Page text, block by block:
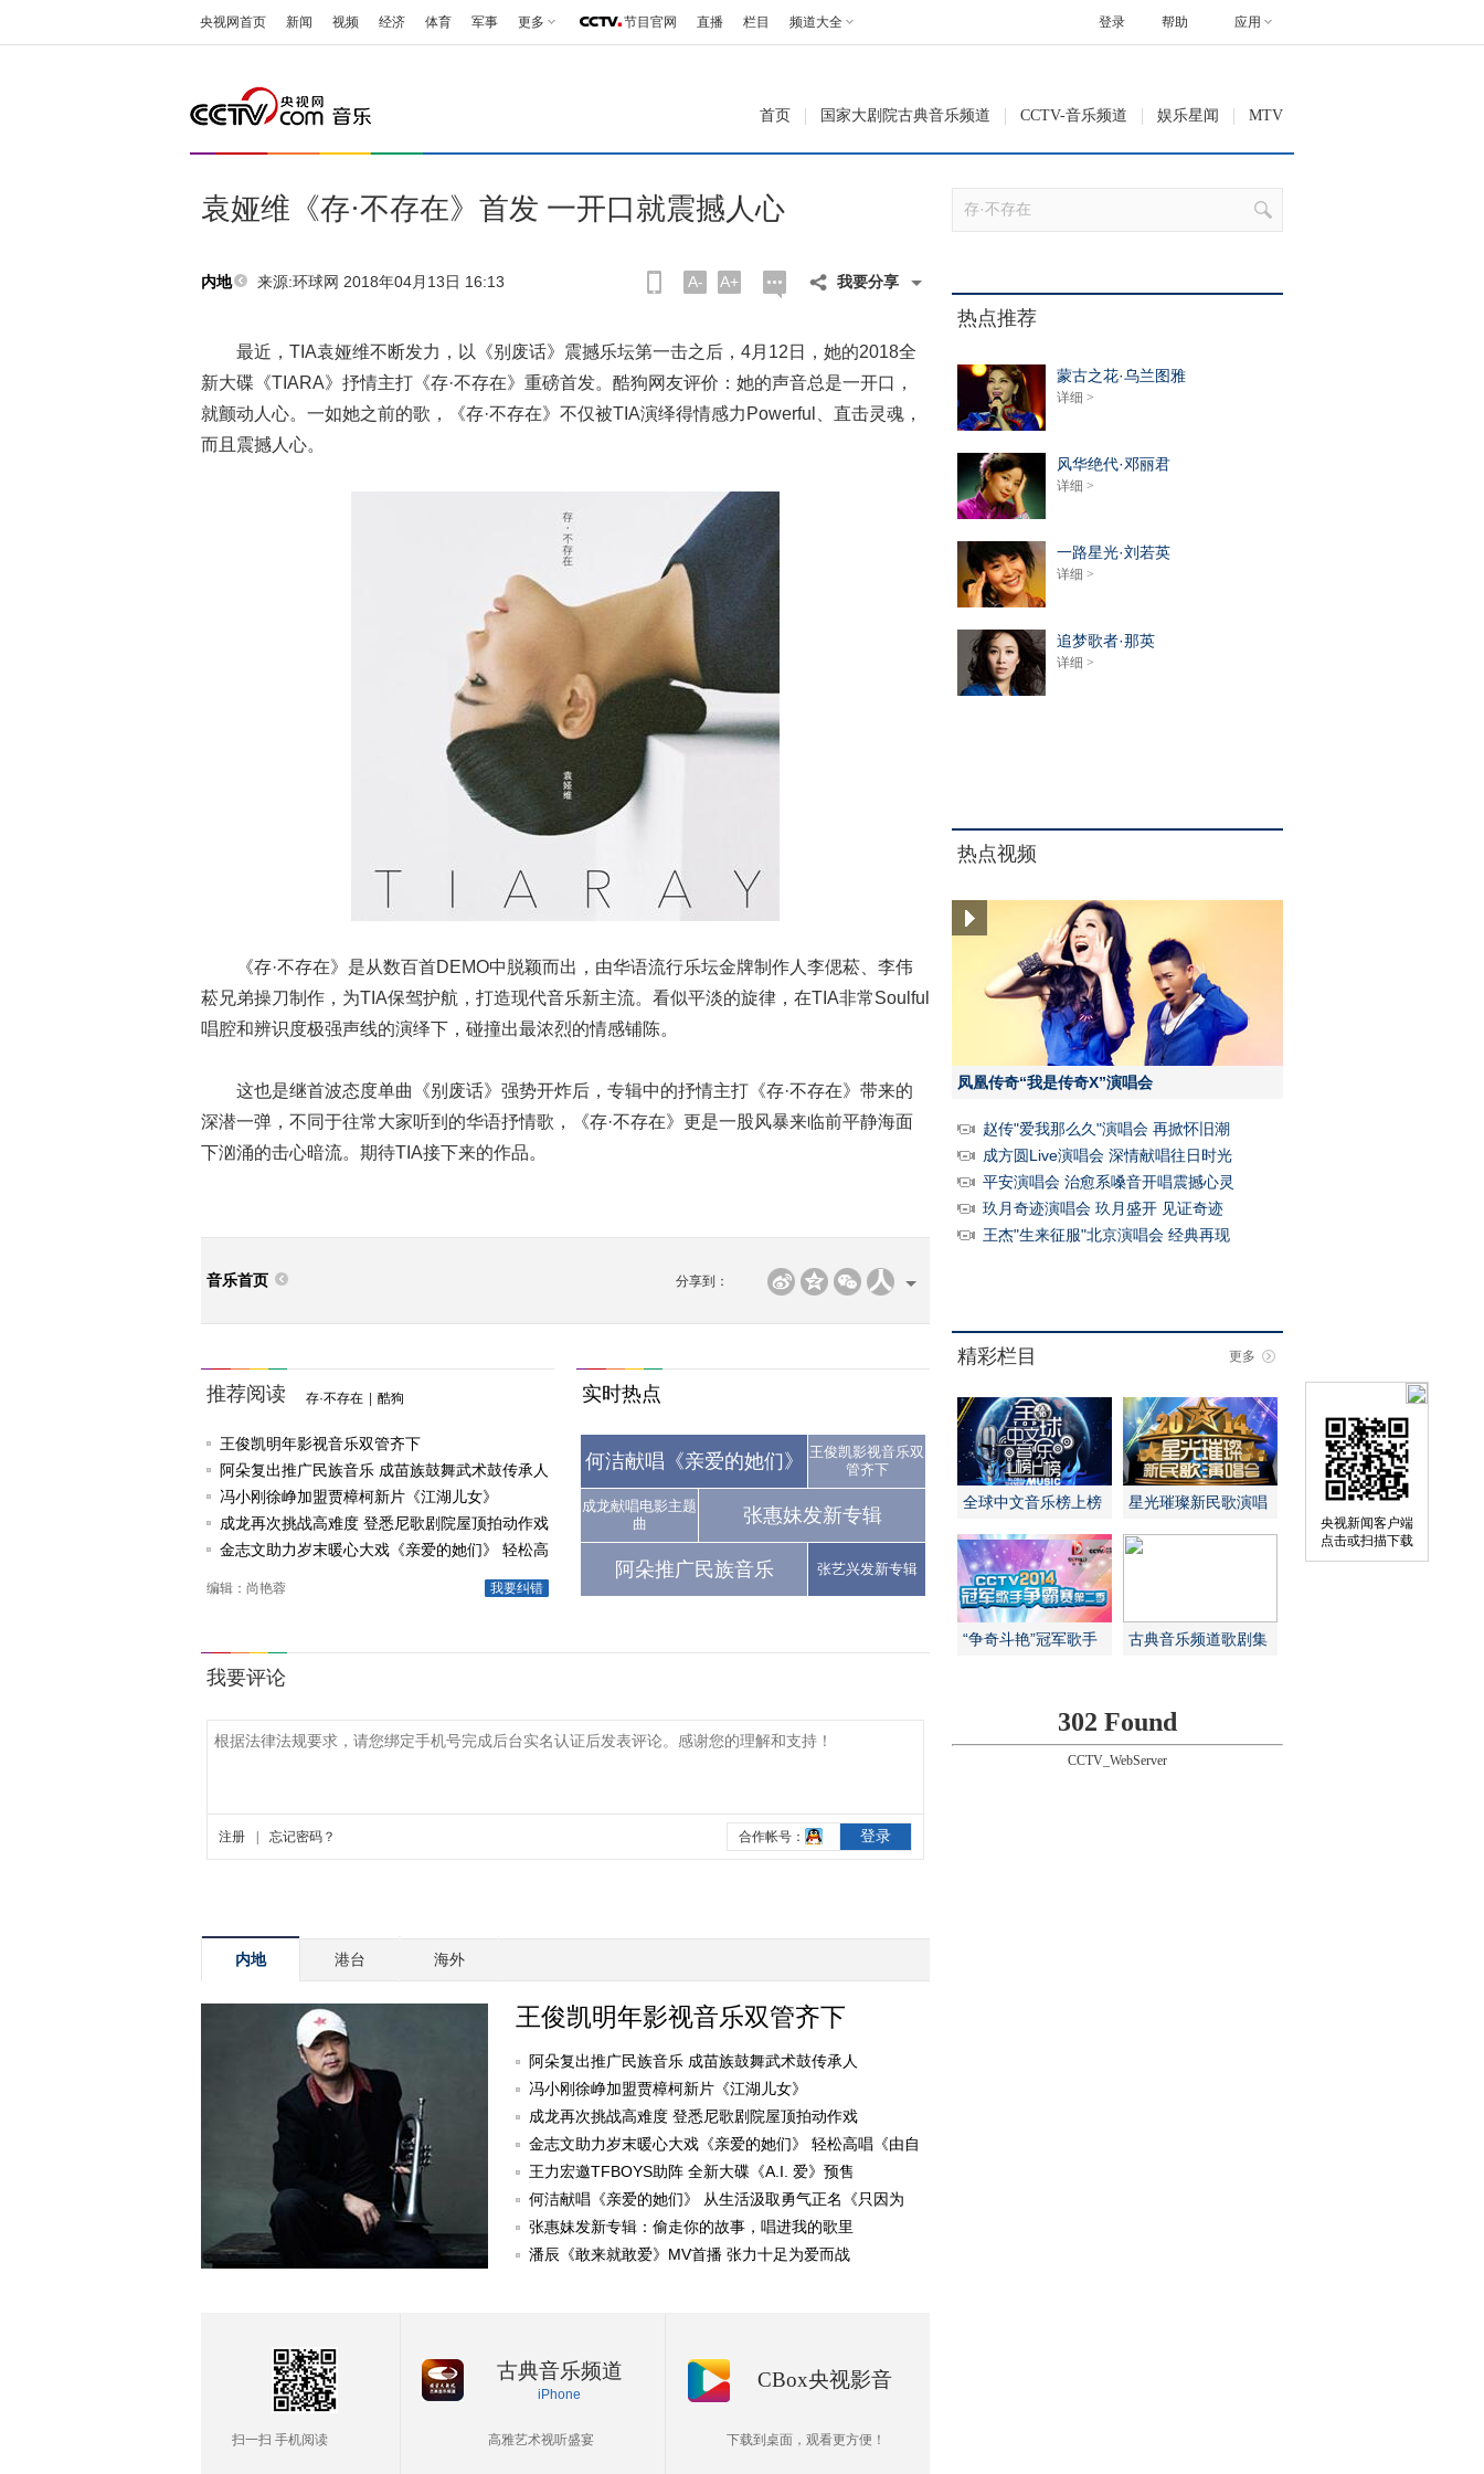
央视新闻客户端
点击或扫描下载
央视网首页 新闻 视频 经济 体育 军事 更多 节目官网 直播 栏目 频道大全 帮助 应用
登录
首页 国家大剧院古典音乐频道 CCTV-音乐频道 娱乐星闻 MTV
袁娅维《存·不存在》首发 一开口就震撼人心
内地 来源:环球网 2018年04月13日 16:13 A- A+ 我要分享
最近，TIA袁娅维不断发力，以《别废话》震撼乐坛第一击之后，4月12日，她的2018全
新大碟《TIARA》抒情主打《存·不存在》重磅首发。酷狗网友评价：她的声音总是一开口，
就颤动人心。一如她之前的歌，《存·不存在》不仅被TIA演绎得情感力Powerful、直击灵魂，
而且震撼人心。
《存·不存在》是从数百首DEMO中脱颖而出，由华语流行乐坛金牌制作人李偲菘、李伟
菘兄弟操刀制作，为TIA保驾护航，打造现代音乐新主流。看似平淡的旋律，在TIA非常Soulful
唱腔和辨识度极强声线的演绎下，碰撞出最浓烈的情感铺陈。
这也是继首波态度单曲《别废话》强势开炸后，专辑中的抒情主打《存·不存在》带来的
深潜一弹，不同于往常大家听到的华语抒情歌，《存·不存在》更是一股风暴来临前平静海面
下汹涌的击心暗流。期待TIA接下来的作品。
音乐首页 分享到：
推荐阅读 存·不存在 酷狗
王俊凯明年影视音乐双管齐下
阿朵复出推广民族音乐 成苗族鼓舞武术鼓传承人
冯小刚徐峥加盟贾樟柯新片《江湖儿女》
成龙再次挑战高难度 登悉尼歌剧院屋顶拍动作戏
金志文助力岁末暖心大戏《亲爱的她们》 轻松高
我要纠错
编辑：尚艳蓉
实时热点
何洁献唱《亲爱的她们》
王俊凯影视音乐双
管齐下
成龙献唱电影主题
曲
张惠妹发新专辑
阿朵推广民族音乐 张艺兴发新专辑
内地 港台 海外
王俊凯明年影视音乐双管齐下
阿朵复出推广民族音乐 成苗族鼓舞武术鼓传承人
冯小刚徐峥加盟贾樟柯新片《江湖儿女》
成龙再次挑战高难度 登悉尼歌剧院屋顶拍动作戏
金志文助力岁末暖心大戏《亲爱的她们》 轻松高唱《由自
己决定》
王力宏邀TFBOYS助阵 全新大碟《A.I. 爱》预售
何洁献唱《亲爱的她们》 从生活汲取勇气正名《只因为
爱》
张惠妹发新专辑：偷走你的故事，唱进我的歌里
潘辰《敢来就敢爱》MV首播 张力十足为爱而战
扫一扫 手机阅读
古典音乐频道
iPhone
高雅艺术视听盛宴
CBox央视影音
下载到桌面，观看更方便！
热点推荐
蒙古之花·乌兰图雅
详细 >
风华绝代·邓丽君
详细 >
一路星光·刘若英
详细 >
追梦歌者·那英
详细 >
热点视频
凤凰传奇“我是传奇X”演唱会
赵传"爱我那么久"演唱会 再掀怀旧潮
成方圆Live演唱会 深情献唱往日时光
平安演唱会 治愈系嗓音开唱震撼心灵
玖月奇迹演唱会 玖月盛开 见证奇迹
王杰"生来征服"北京演唱会 经典再现
精彩栏目 更多
全球中文音乐榜上榜
星光璀璨新民歌演唱
会
“争奇斗艳”冠军歌手
古典音乐频道歌剧集
302 Found
CCTV_WebServer